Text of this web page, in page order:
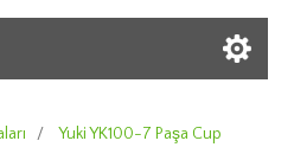
/ Yuki YK100-7 Paşa Cup